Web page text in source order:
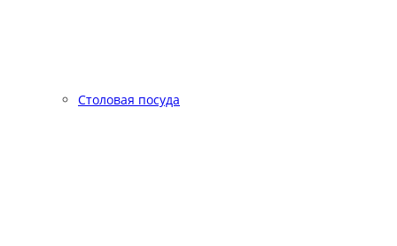
Столовая посуда